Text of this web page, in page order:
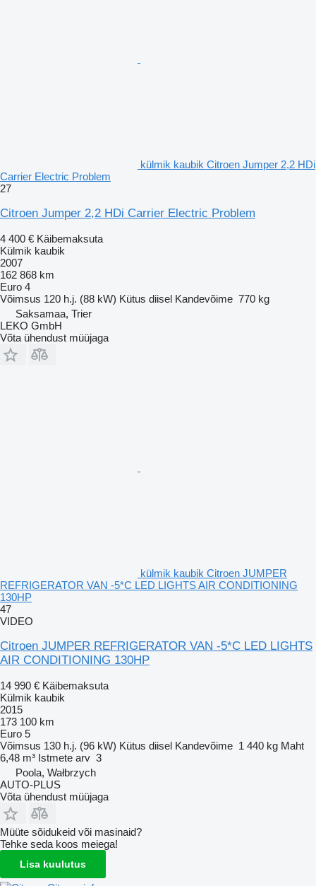
külmik kaubik Citroen Jumper 2,2 HDi
Carrier Electric Problem
27
Citroen Jumper 2,2 HDi Carrier Electric Problem
4 400 € Käibemaksuta
Külmik kaubik
2007
162 868 km
Euro 4
Võimsus 120 h.j. (88 kW) Kütus diisel Kandevõime 770 kg
Saksamaa, Trier
LEKO GmbH
Võta ühendust müüjaga
külmik kaubik Citroen JUMPER
REFRIGERATOR VAN -5*C LED LIGHTS AIR CONDITIONING
130HP
47
VIDEO
Citroen JUMPER REFRIGERATOR VAN -5*C LED LIGHTS
AIR CONDITIONING 130HP
14 990 € Käibemaksuta
Külmik kaubik
2015
173 100 km
Euro 5
Võimsus 130 h.j. (96 kW) Kütus diisel Kandevõime 1 440 kg Maht
6,48 m³ Istmete arv 3
Poola, Wałbrzych
AUTO-PLUS
Võta ühendust müüjaga
Müüte sõidukeid või masinaid?
Tehke seda koos meiega!
Lisa kuulutus